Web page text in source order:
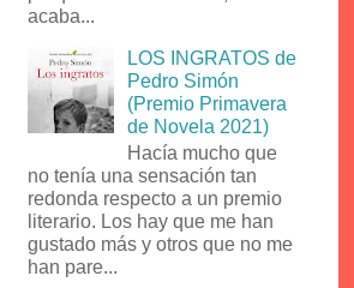
acaba...
LOS INGRATOS de
Pedro Simón
(Premio Primavera
de Novela 2021)
Hacía mucho que
no tenía una sensación tan
redonda respecto a un premio
literario. Los hay que me han
gustado más y otros que no me
han pare...